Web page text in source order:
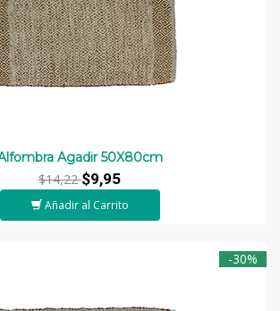
Agadir 50X80cm
$14,22$9,95
Añadir al Carrito
-30%